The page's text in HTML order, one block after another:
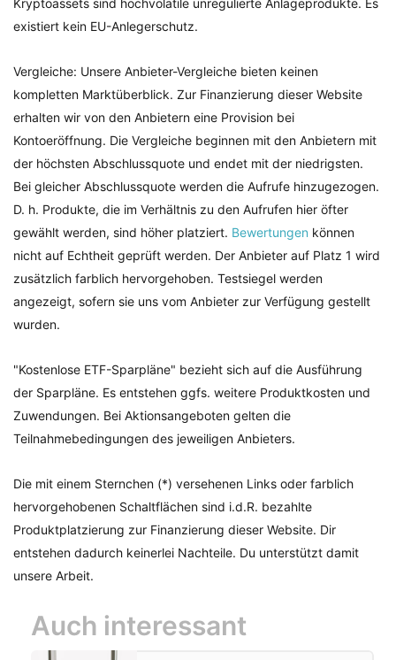
existiert kein EU-Anlegerschutz.
Vergleiche: Unsere Anbieter-Vergleiche bieten keinen
kompletten Marktüberblick. Zur Finanzierung dieser Website
erhalten wir von den Anbietern eine Provision bei
Kontoeröffnung. Die Vergleiche beginnen mit den Anbietern mit
der höchsten Abschlussquote und endet mit der niedrigsten.
Bei gleicher Abschlussquote werden die Aufrufe hinzugezogen.
D. h. Produkte, die im Verhältnis zu den Aufrufen hier öfter
gewählt werden, sind höher platziert. Bewertungen können
nicht auf Echtheit geprüft werden. Der Anbieter auf Platz 1 wird
zusätzlich farblich hervorgehoben. Testsiegel werden
angezeigt, sofern sie uns vom Anbieter zur Verfügung gestellt
wurden.
"Kostenlose ETF-Sparpläne" bezieht sich auf die Ausführung
der Sparpläne. Es entstehen ggfs. weitere Produktkosten und
Zuwendungen. Bei Aktionsangeboten gelten die
Teilnahmebedingungen des jeweiligen Anbieters.
Die mit einem Sternchen (*) versehenen Links oder farblich
hervorgehobenen Schaltflächen sind i.d.R. bezahlte
Produktplatzierung zur Finanzierung dieser Website. Dir
entstehen dadurch keinerlei Nachteile. Du unterstützt damit
unsere Arbeit.
Auch interessant